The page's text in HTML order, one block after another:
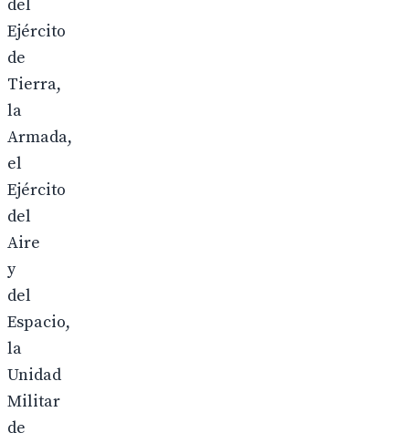
del
Ejército
de
Tierra,
la
Armada,
el
Ejército
del
Aire
y
del
Espacio,
la
Unidad
Militar
de